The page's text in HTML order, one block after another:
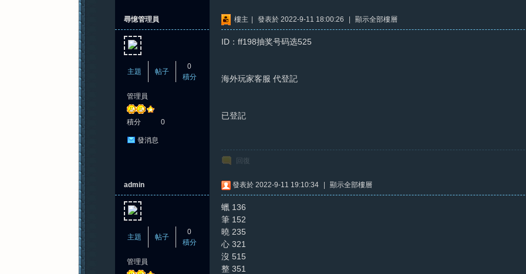
尋憶管理員
主題 帖子
0
積分
管理員
積分 0
發消息
樓主 發表於 2022-9-11 18:00:26 顯示全部樓層
ID：ff198抽奖号码选525
海外玩家客服 代登記
已登記
回復
admin
主題 帖子
0
積分
管理員
發表於 2022-9-11 19:10:34 顯示全部樓層
蠟 136
筆 152
曉 235
心 321
沒 515
整 351